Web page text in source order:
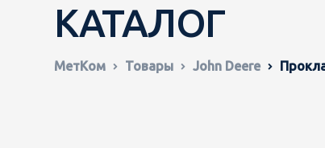
КАТАЛОГ
МетКом Товары John Deere